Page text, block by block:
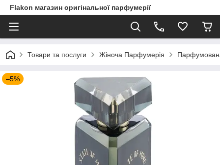
Flakon магазин оригінальної парфумерії
Товари та послуги Жіноча Парфумерія
–5%